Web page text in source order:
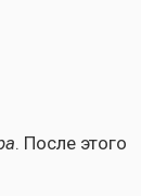
. После это­го